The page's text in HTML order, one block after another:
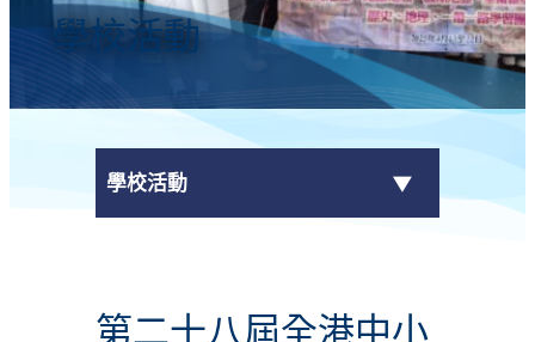
學校活動
學校活動
第二十八屆全港中小